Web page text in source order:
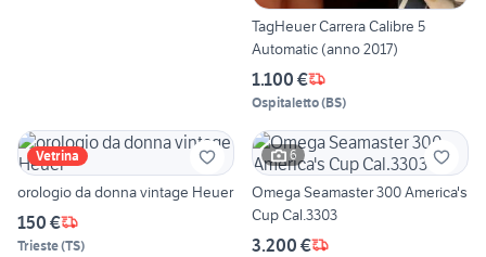
TagHeuer Carrera Calibre 5
Automatic (anno 2017)
1.100 €
Ospitaletto(BS)
Vetrina
orologio da donna vintage Heuer
150 €
Trieste(TS)
6
Omega Seamaster 300 America's
Cup Cal.3303
3.200 €